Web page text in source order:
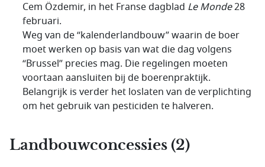
Cem Özdemir, in het Franse dagblad Le Monde28
februari.
Weg van de “kalenderlandbouw” waarin de boer
moet werken op basis van wat die dag volgens
“Brussel” precies mag. Die regelingen moeten
voortaan aansluiten bij de boerenpraktijk.
Belangrijk is verder het loslaten van de verplichting
om het gebruik van pesticiden te halveren.
Landbouwconcessies (2)